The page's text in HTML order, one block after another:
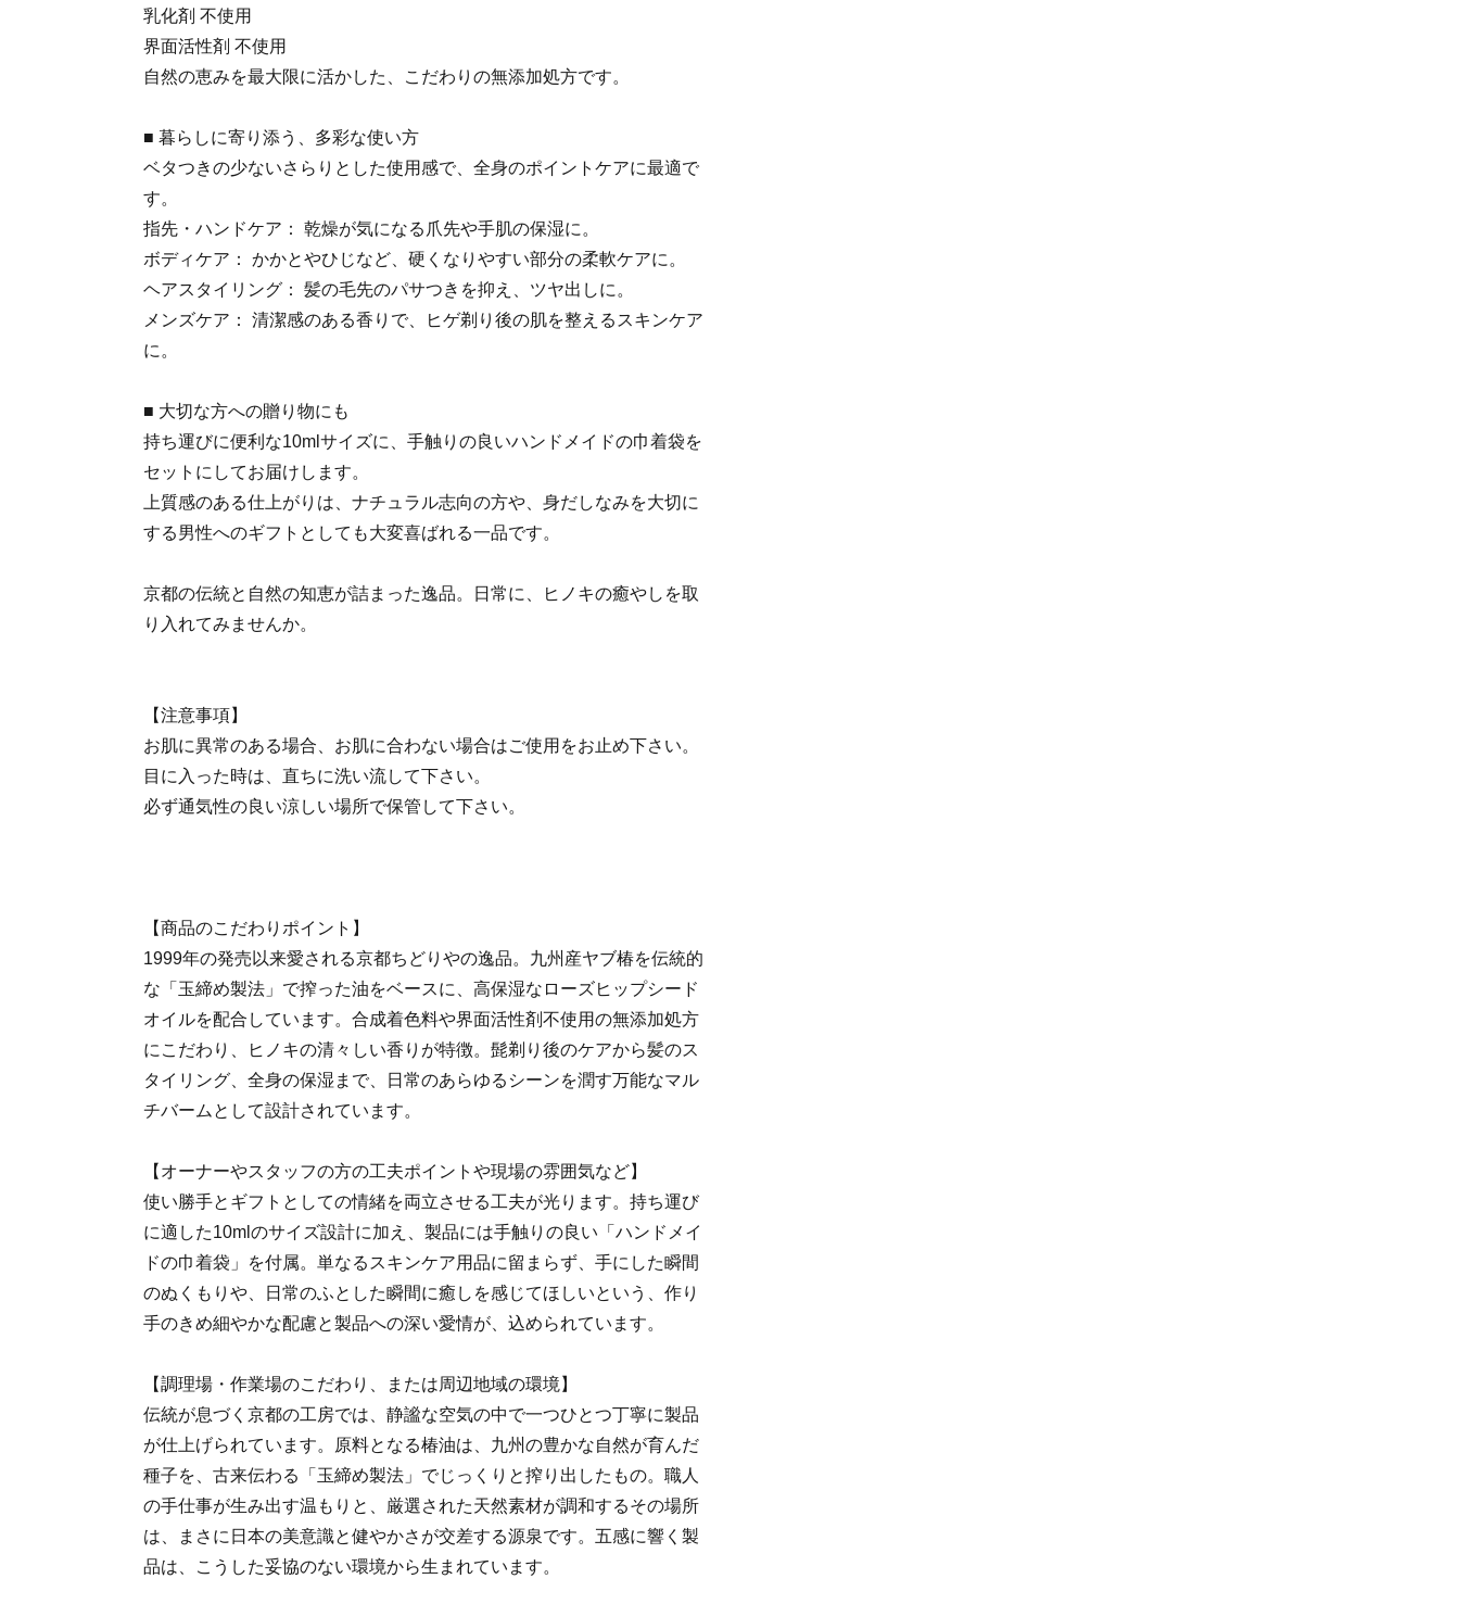
乳化剤 不使用
界面活性剤 不使用
自然の恵みを最大限に活かした、こだわりの無添加処方です。
■ 暮らしに寄り添う、多彩な使い方
ベタつきの少ないさらりとした使用感で、全身のポイントケアに最適で
す。
指先・ハンドケア： 乾燥が気になる爪先や手肌の保湿に。
ボディケア： かかとやひじなど、硬くなりやすい部分の柔軟ケアに。
ヘアスタイリング： 髪の毛先のパサつきを抑え、ツヤ出しに。
メンズケア： 清潔感のある香りで、ヒゲ剃り後の肌を整えるスキンケア
に。
■ 大切な方への贈り物にも
持ち運びに便利な10mlサイズに、手触りの良いハンドメイドの巾着袋を
セットにしてお届けします。
上質感のある仕上がりは、ナチュラル志向の方や、身だしなみを大切に
する男性へのギフトとしても大変喜ばれる一品です。
京都の伝統と自然の知恵が詰まった逸品。日常に、ヒノキの癒やしを取
り入れてみませんか。
【注意事項】
お肌に異常のある場合、お肌に合わない場合はご使用をお止め下さい。
目に入った時は、直ちに洗い流して下さい。
必ず通気性の良い涼しい場所で保管して下さい。
【商品のこだわりポイント】
1999年の発売以来愛される京都ちどりやの逸品。九州産ヤブ椿を伝統的
な「玉締め製法」で搾った油をベースに、高保湿なローズヒップシード
オイルを配合しています。合成着色料や界面活性剤不使用の無添加処方
にこだわり、ヒノキの清々しい香りが特徴。髭剃り後のケアから髪のス
タイリング、全身の保湿まで、日常のあらゆるシーンを潤す万能なマル
チバームとして設計されています。
【オーナーやスタッフの方の工夫ポイントや現場の雰囲気など】
使い勝手とギフトとしての情緒を両立させる工夫が光ります。持ち運び
に適した10mlのサイズ設計に加え、製品には手触りの良い「ハンドメイ
ドの巾着袋」を付属。単なるスキンケア用品に留まらず、手にした瞬間
のぬくもりや、日常のふとした瞬間に癒しを感じてほしいという、作り
手のきめ細やかな配慮と製品への深い愛情が、込められています。
【調理場・作業場のこだわり、または周辺地域の環境】
伝統が息づく京都の工房では、静謐な空気の中で一つひとつ丁寧に製品
が仕上げられています。原料となる椿油は、九州の豊かな自然が育んだ
種子を、古来伝わる「玉締め製法」でじっくりと搾り出したもの。職人
の手仕事が生み出す温もりと、厳選された天然素材が調和するその場所
は、まさに日本の美意識と健やかさが交差する源泉です。五感に響く製
品は、こうした妥協のない環境から生まれています。